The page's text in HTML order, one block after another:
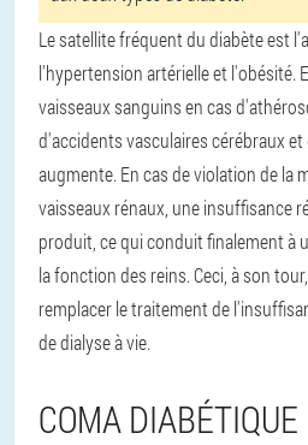
Le satellite fréquent du diabète est
l'hypertension artérielle et l'obésité.
vaisseaux sanguins en cas
d'accidents vasculaires cérébraux
augmente. En cas de violation de la
vaisseaux rénaux, une insuffisance
produit, ce qui conduit finalement à
la fonction des reins. Ceci, à son
remplacer le traitement de
de dialyse à vie.
COMA DIABÉTIQUE